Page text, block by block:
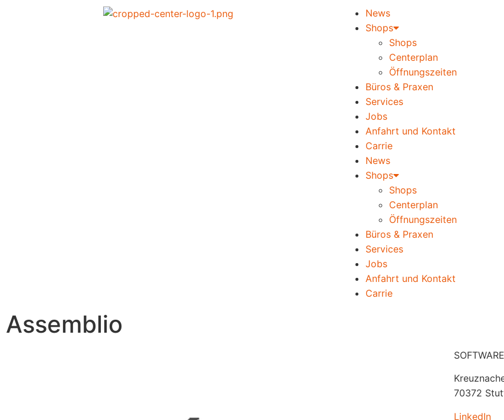
News
Shops
Shops
Centerplan
Öffnungszeiten
Büros & Praxen
Services
Jobs
Anfahrt und Kontakt
Carrie
News
Shops
Shops
Centerplan
Öffnungszeiten
Büros & Praxen
Services
Jobs
Anfahrt und Kontakt
Carrie
Assemblio
70372
LinkedIn